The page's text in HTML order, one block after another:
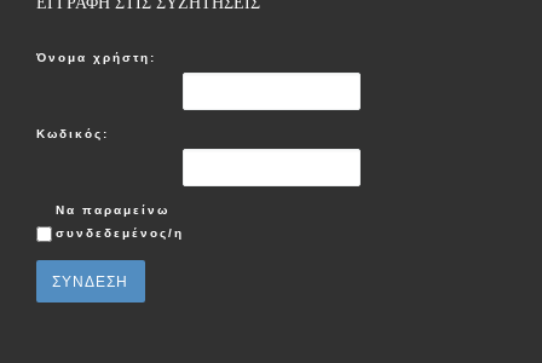
Όνομα χρήστη:
Κωδικός:
Να παραμείνω
συνδεδεμένος/η
ΣΎΝΔΕΣΗ